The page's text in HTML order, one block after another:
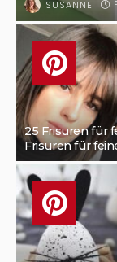
SUSANNE
25 Frisuren für
Frisuren für